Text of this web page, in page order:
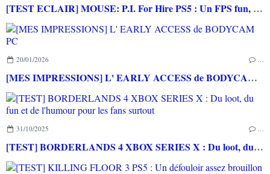
[TEST ECLAIR] MOUSE: P.I. For Hire PS5 : Un FPS fun, exigeant et cartoonesque
20/01/2026
[MES IMPRESSIONS] L' EARLY ACCESS de BODYCAM PC
31/10/2025
[TEST] BORDERLANDS 4 XBOX SERIES X : Du loot, du fun et de l'humour pour les fans surtout